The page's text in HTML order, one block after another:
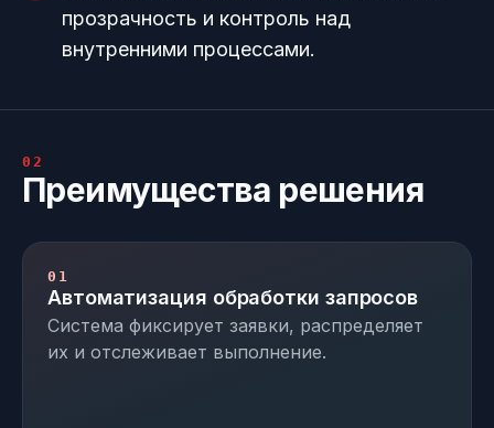
прозрачность и контроль над
внутренними процессами.
02
Преимущества решения
01
Автоматизация обработки запросов
Система фиксирует заявки, распределяет
их и отслеживает выполнение.